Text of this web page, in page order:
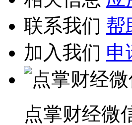
联系我们 帮
加入我们 申
点掌财经微